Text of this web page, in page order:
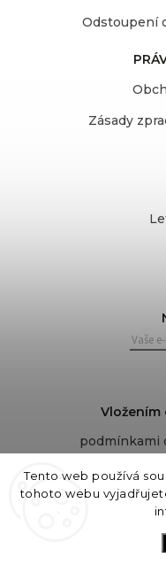
Tento web používá
tohoto webu
Odstoupení
Zásady
Vložením
podmínkami